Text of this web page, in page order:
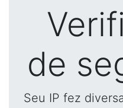
de
Seu IP fez